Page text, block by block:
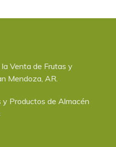
Venta de Frutas y
Mendoza, AR.
y Productos de Almacén